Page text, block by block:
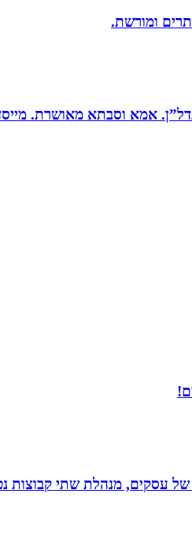
ומורשת.
אמא וסבתא מאושרת.
עסקים, מנהלת שתי קבוצות